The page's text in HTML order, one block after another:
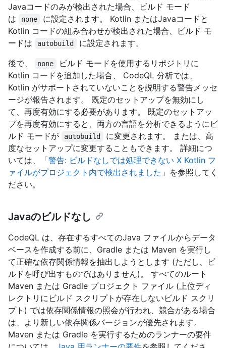
Javaコードのみが検出された場合、ビルド モード
は
none
に設定されます。 Kotlin またはJavaコードと
Kotlin コードの組み合わせが検出された場合、ビルド モ
ードは
autobuild
に設定されます。
後で、
none
ビルド モードを使用するリポジトリに
Kotlin コードを追加した場合、 CodeQL 分析では、
Kotlin がサポートされていないことを説明する警告メッセ
ージが報告されます。 既定のセットアップを無効にし
て、再度有効にする必要があります。 既定のセットアッ
プを再度有効にすると、両方の言語を分析できるようにビ
ルド モードが
autobuild
に変更されます。 または、高
度なセットアップに変更することもできます。 詳細につ
いては、「警告: ビルドなしでは処理できない X Kotlin フ
ァイルがプロジェクト内で検出されました 」を参照してく
ださい。
Javaのビルドなし
CodeQL は、存在するすべてのJava ファイルからデータ
ベースを作成する前に、Gradle または Maven を実行し
て正確な依存関係情報を抽出しようとします (ただし、ビ
ルドを呼び出すものではありません)。 すべてのルート
Maven または Gradle プロジェクト ファイル (上位ディ
レクトリにビルド スクリプトが存在しないビルド スクリ
プト) では依存関係情報の照会が行われ、競合がある場合
は、より新しい依存関係バージョンが優先されます。
Maven または Gradle を実行するためのランナーの要件